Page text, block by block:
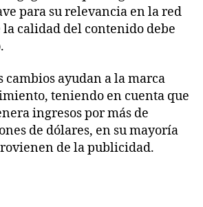
para su relevancia en la red
la calidad del contenido debe
cambios ayudan a la marca
teniendo en cuenta que
ingresos por más de
de dólares, en su mayoría
de la publicidad.